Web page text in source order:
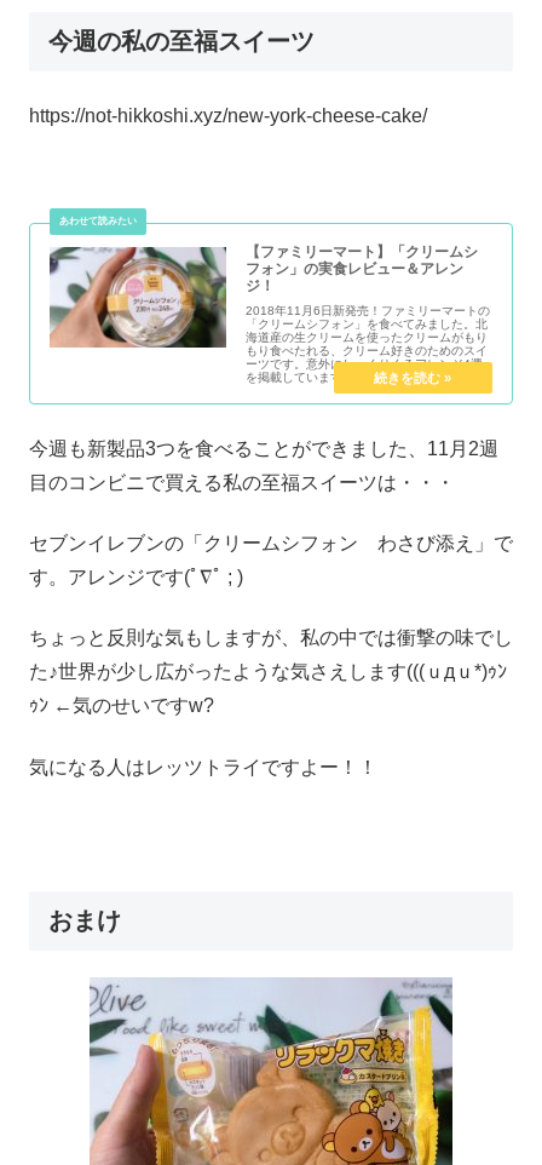
今週の私の至福スイーツ
https://not-hikkoshi.xyz/new-york-cheese-cake/
【ファミリーマート】「クリームシ
フォン」の実食レビュー＆アレン
ジ！
2018年11月6日新発売！ファミリーマートの
「クリームシフォン」を食べてみました。北
海道産の生クリームを使ったクリームがもり
もり食べたれる、クリーム好きのためのスイ
ーツです。意外にしっくりくるアレンジ4選
を掲載しています♪
今週も新製品3つを食べることができました、11月2週
目のコンビニで買える私の至福スイーツは・・・
セブンイレブンの「クリームシフォン わさび添え」で
す。アレンジです(ﾟ∇ﾟ ; )
ちょっと反則な気もしますが、私の中では衝撃の味でし
た♪世界が少し広がったような気さえします(((ｕдｕ*)ｩﾝ
ｩﾝ ←気のせいですw?
気になる人はレッツトライですよー！！
おまけ